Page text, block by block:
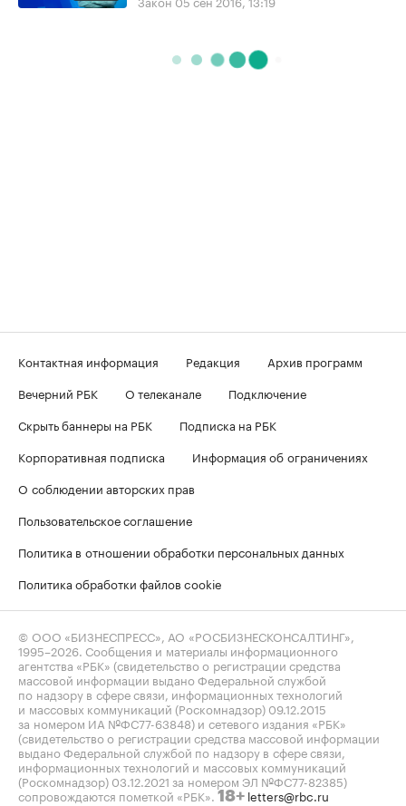
Контактная информация Редакция
Архив программ
Вечерний РБК
О телеканале
Подключение
Скрыть баннеры на РБК
Подписка на РБК
Корпоративная подписка
Информация об ограничениях
О соблюдении авторских прав
Пользовательское соглашение
Политика в отношении обработки персональных данных
Политика обработки файлов cookie
© ООО «БИЗНЕСПРЕСС», АО «РОСБИЗНЕСКОНСАЛТИНГ»,
1995–2026. Сообщения и материалы информационного
агентства «РБК» (свидетельство о регистрации средства
массовой информации выдано Федеральной службой
по надзору в сфере связи, информационных технологий
и массовых коммуникаций (Роскомнадзор) 09.12.2015
за номером ИА №ФС77-63848) и сетевого издания «РБК»
(свидетельство о регистрации средства массовой информации
выдано Федеральной службой по надзору в сфере связи,
информационных технологий и массовых коммуникаций
(Роскомнадзор) 03.12.2021 за номером ЭЛ №ФС77-82385)
сопровождаются пометкой «РБК». 18+ letters@rbc.ru